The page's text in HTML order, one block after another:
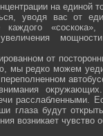
на единой
уводя вас от
от
мы редко можем
расслабленными.
глаза будут
возникает чувство